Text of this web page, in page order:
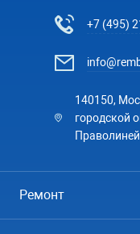
+7 (495)
140150,
городской
Ремонт